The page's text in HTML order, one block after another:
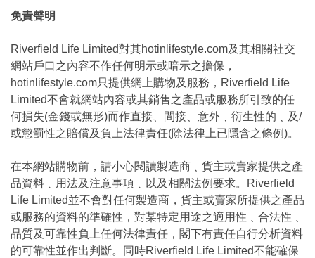
免責聲明
Riverfield Life Limited對其hotinlifestyle.com及其相關社交
網站戶口之內容不作任何明示或暗示之擔保，
hotinlifestyle.com只提供網上購物及服務，Riverfield Life
Limited不會就網站內容或其銷售之產品或服務所引致的任
何損失(金錢或無形)而作直接、間接、意外﹑衍生性的﹑及/
或懲罰性之賠償及負上法律責任(除法律上已隱含之條例)。
在本網站購物前，請小心閱讀製造商﹑貨主或賣家提供之產
品資料﹑用法及注意事項﹑以及相關法例要求。Riverfield
Life Limited並不會對任何製造商，貨主或賣家所提供之產品
或服務的資料的準確性，對某特定用途之適用性﹑合法性﹑
品質及可靠性負上任何法律責任，閣下有責任自行分析資料
的可靠性並作出判斷。同時Riverfield Life Limited不能確保